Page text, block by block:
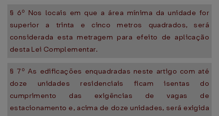
§ 6º Nos locais em que a área mínima da unidade for
superior a trinta e cinco metros quadrados, será
considerada esta metragem para efeito de aplicação
desta Lei Complementar.
§ 7º As edificações enquadradas neste artigo com até
doze unidades residenciais ficam isentas do
cumprimento das exigências de vagas de
estacionamento e, acima de doze unidades, será exigida